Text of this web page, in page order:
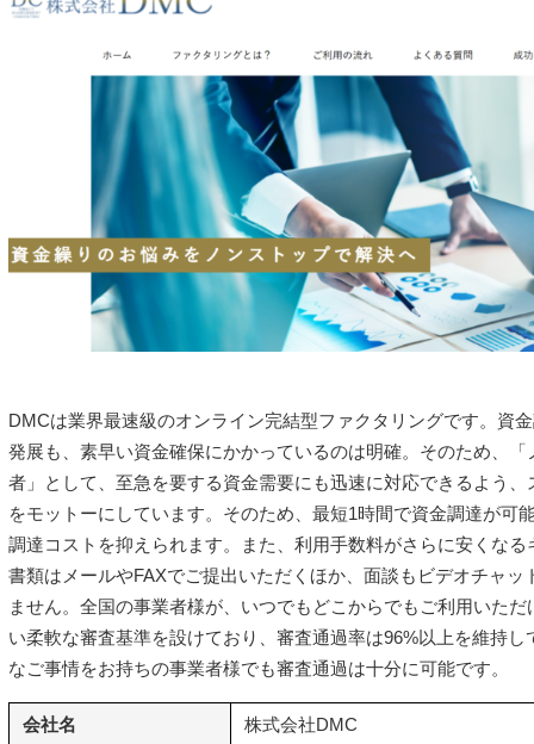
DMCは業界最速級のオンライン完結型ファクタリングです。資
発展も、素早い資金確保にかかっているのは明確。そのため、
者」として、至急を要する資金需要にも迅速に対応できるよう
をモットーにしています。そのため、最短1時間で資金調達が可
調達コストを抑えられます。また、利用手数料がさらに安くな
書類はメールやFAXでご提出いただくほか、面談もビデオチャ
ません。全国の事業者様が、いつでもどこからでもご利用いた
い柔軟な審査基準を設けており、審査通過率は96%以上を維持
なご事情をお持ちの事業者様でも審査通過は十分に可能です。
会社名 株式会社DMC